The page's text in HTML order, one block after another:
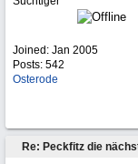
Joined: Jan 2005
Posts: 542
Osterode
Re: Peckfitz die